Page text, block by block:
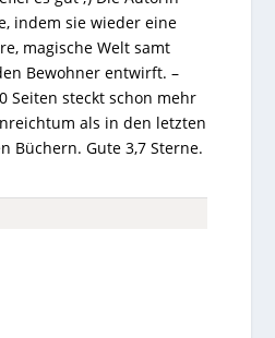
indem sie wieder eine
magische Welt samt
Bewohner entwirft. –
Seiten steckt schon mehr
als in den letzten
Büchern. Gute 3,7 Sterne.